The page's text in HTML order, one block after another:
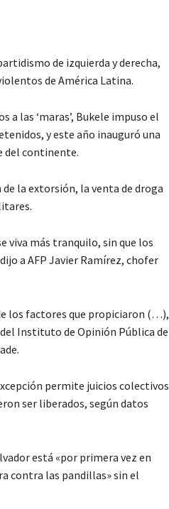
de izquierda y derecha,
de América Latina.
a las ‘maras’, Bukele impuso el
y este año inauguró una
del continente.
la extorsión, la venta de droga
viva más tranquilo, sin que los
a AFP Javier Ramírez, chofer
los factores que propiciaron (…),
Instituto de Opinión Pública de
permite juicios colectivos
ser liberados, según datos
está «por primera vez en
contra las pandillas» sin el